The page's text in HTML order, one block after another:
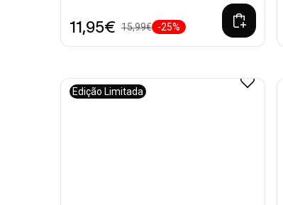
11,95€ 15,99€ -25%
Edição Limitada